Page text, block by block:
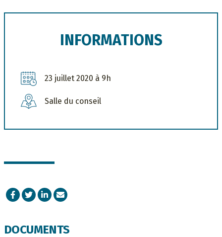
INFORMATIONS
23 juillet 2020 à 9h
Salle du conseil
Facebook
TwitterLinkedIn
Courriel
DOCUMENTS